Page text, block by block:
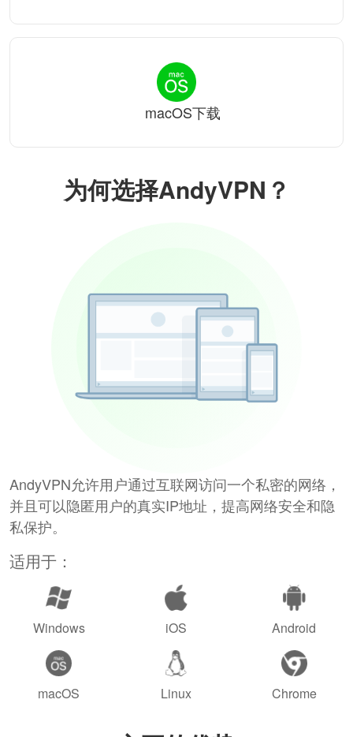
为何选择AndyVPN？
AndyVPN允许用户通过互联网访问一个私密的网络，
并且可以隐匿用户的真实IP地址，提高网络安全和隐
私保护。
适用于：
Windows iOS Android
macOS Linux Chrome
macOS下载